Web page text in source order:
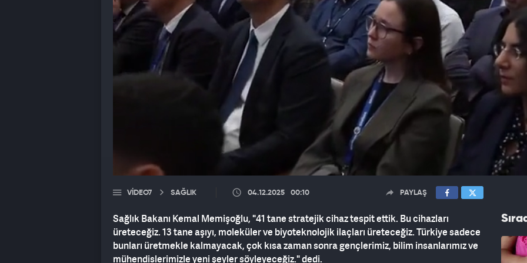
VIDEO7 SAĞLIK 04.12.2025 00:10 PAYLAŞ
Sağlık Bakanı Kemal Memişoğlu, "41 tane stratejik cihaz tespit ettik. Bu cihazları
üreteceğiz. 13 tane aşıyı, moleküler ve biyoteknolojik ilaçları üreteceğiz. Türkiye sadece
bunları üretmekle kalmayacak, çok kısa zaman sonra gençlerimiz, bilim insanlarımız ve
mühendislerimizle yeni şeyler söyleyeceğiz." dedi.